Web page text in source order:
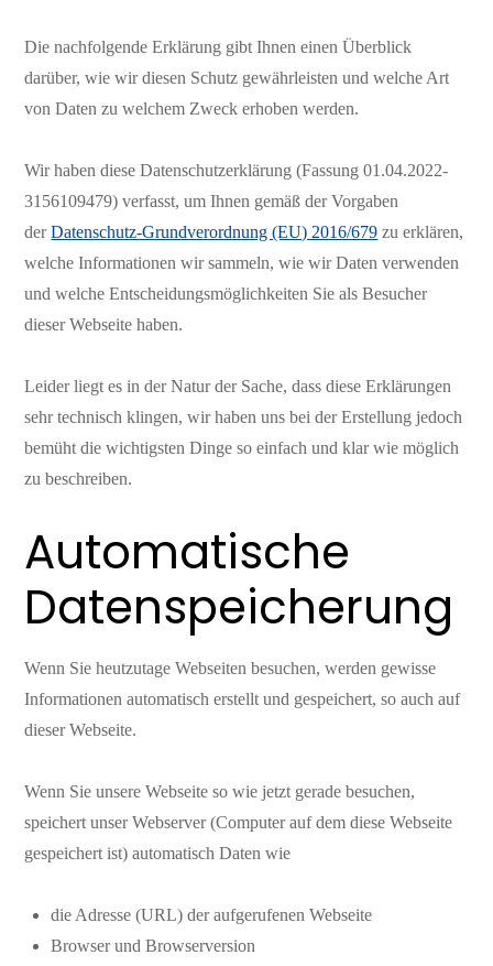
Die nachfolgende Erklärung gibt Ihnen einen Überblick
darüber, wie wir diesen Schutz gewährleisten und welche Art
von Daten zu welchem Zweck erhoben werden.
Wir haben diese Datenschutzerklärung (Fassung 01.04.2022-
3156109479) verfasst, um Ihnen gemäß der Vorgaben
derDatenschutz-Grundverordnung (EU) 2016/679 zu erklären,
welche Informationen wir sammeln, wie wir Daten verwenden
und welche Entscheidungsmöglichkeiten Sie als Besucher
dieser Webseite haben.
Leider liegt es in der Natur der Sache, dass diese Erklärungen
sehr technisch klingen, wir haben uns bei der Erstellung jedoch
bemüht die wichtigsten Dinge so einfach und klar wie möglich
zu beschreiben.
Automatische
Datenspeicherung
Wenn Sie heutzutage Webseiten besuchen, werden gewisse
Informationen automatisch erstellt und gespeichert, so auch auf
dieser Webseite.
Wenn Sie unsere Webseite so wie jetzt gerade besuchen,
speichert unser Webserver (Computer auf dem diese Webseite
gespeichert ist) automatisch Daten wie
die Adresse (URL) der aufgerufenen Webseite
Browser und Browserversion